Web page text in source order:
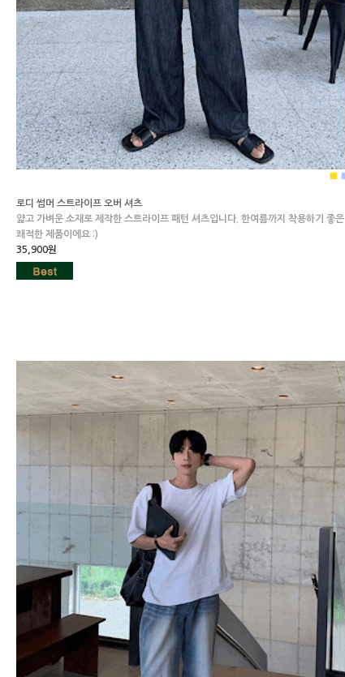
로디 썸머 스트라이프 오버 셔츠
얇고 가벼운 소재로 제작한 스트라이프 패턴 셔츠입니다. 한여름까지 착용하기 좋은
쾌적한 제품이에요 :)
35,900원